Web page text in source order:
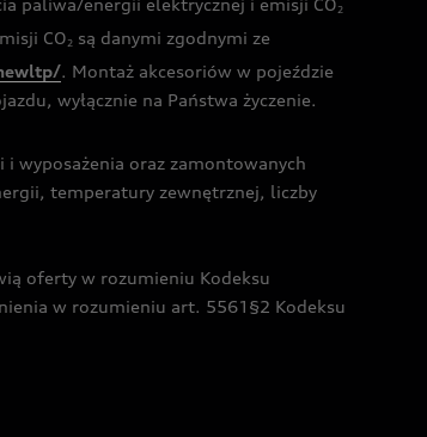
paliwa/energii elektrycznej i emisji CO2
CO2 są danymi zgodnymi ze
. Montaż akcesoriów w pojeździe
wyłącznie na Państwa życzenie.
wyposażenia oraz zamontowanych
temperatury zewnętrznej, liczby
oferty w rozumieniu Kodeksu
w rozumieniu art. 5561§2 Kodeksu